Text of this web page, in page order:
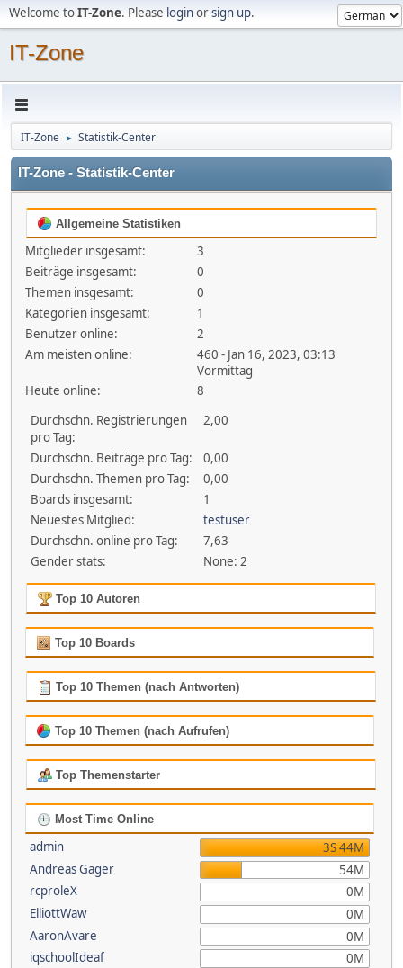
Welcome toIT-Zone. Please loginorsign up.
IT-Zone
IT-Zone ► Statistik-Center
IT-Zone - Statistik-Center
Allgemeine Statistiken
Mitglieder insgesamt:
3
Beiträge insgesamt:
0
Themen insgesamt:
0
Kategorien insgesamt:
1
Benutzer online:
2
Am meisten online:
460 - Jan 16, 2023, 03:13
Vormittag
Heute online:
8
Durchschn. Registrierungen
pro Tag:
2,00
Durchschn. Beiträge pro Tag:
0,00
Durchschn. Themen pro Tag:
0,00
Boards insgesamt:
1
Neuestes Mitglied:
testuser
Durchschn. online pro Tag:
7,63
Gender stats:
None: 2
Top 10 Autoren
Top 10 Boards
Top 10 Themen (nach Antworten)
Top 10 Themen (nach Aufrufen)
Top Themenstarter
Most Time Online
admin
3S 44M
Andreas Gager
54M
rcproleX
0M
ElliottWaw
0M
AaronAvare
0M
iqschoolIdeaf
0M